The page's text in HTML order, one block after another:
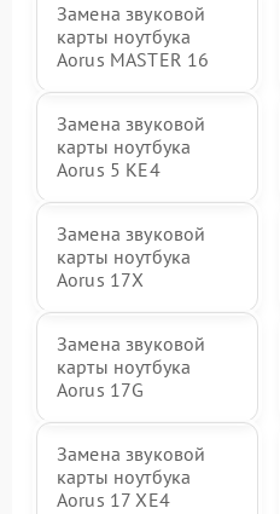
Замена звуковой
карты ноутбука
Aorus MASTER 16
Замена звуковой
карты ноутбука
Aorus 5 KE4
Замена звуковой
карты ноутбука
Aorus 17X
Замена звуковой
карты ноутбука
Aorus 17G
Замена звуковой
карты ноутбука
Aorus 17 XE4